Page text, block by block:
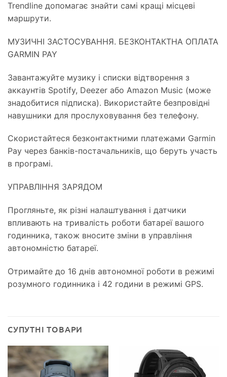
Trendline допомагає знайти самі кращі місцеві
маршрути.
МУЗИЧНІ ЗАСТОСУВАННЯ. БЕЗКОНТАКТНА ОПЛАТА
GARMIN PAY
Завантажуйте музику і списки відтворення з
аккаунтів Spotify, Deezer або Amazon Music (може
знадобитися підписка). Використайте безпровідні
навушники для прослуховування без телефону.
Скористайтеся безконтактними платежами Garmin
Pay через банків-постачальників, що беруть участь
в програмі.
УПРАВЛІННЯ ЗАРЯДОМ
Прогляньте, як різні налаштування і датчики
впливають на тривалість роботи батареї вашого
годинника, також вносите зміни в управління
автономністю батареї.
Отримайте до 16 днів автономної роботи в режимі
розумного годинника і 42 години в режимі GPS.
СУПУТНІ ТОВАРИ